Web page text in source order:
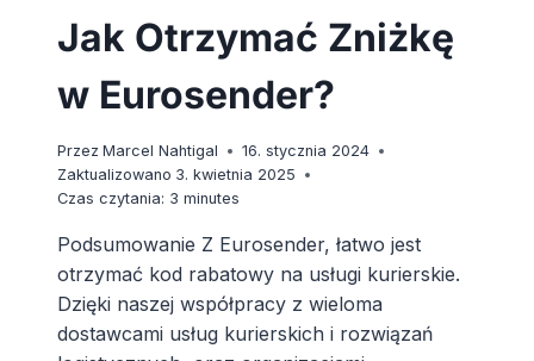
Jak Otrzymać Zniżkę
w Eurosender?
Przez Marcel Nahtigal
16. stycznia 2024
Zaktualizowano 3. kwietnia 2025
Czas czytania: 3 minutes
Podsumowanie Z Eurosender, łatwo jest
otrzymać kod rabatowy na usługi kurierskie.
Dzięki naszej współpracy z wieloma
dostawcami usług kurierskich i rozwiązań